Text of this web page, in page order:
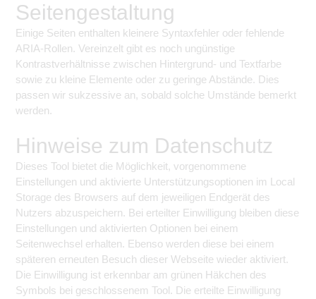
Seitengestaltung
Einige Seiten enthalten kleinere Syntaxfehler oder fehlende
ARIA-Rollen. Vereinzelt gibt es noch ungünstige
Kontrastverhältnisse zwischen Hintergrund- und Textfarbe
sowie zu kleine Elemente oder zu geringe Abstände. Dies
passen wir sukzessive an, sobald solche Umstände bemerkt
werden.
Hinweise zum Datenschutz
Dieses Tool bietet die Möglichkeit, vorgenommene
Einstellungen und aktivierte Unterstützungsoptionen im Local
Storage des Browsers auf dem jeweiligen Endgerät des
Nutzers abzuspeichern. Bei erteilter Einwilligung bleiben diese
Einstellungen und aktivierten Optionen bei einem
Seitenwechsel erhalten. Ebenso werden diese bei einem
späteren erneuten Besuch dieser Webseite wieder aktiviert.
Die Einwilligung ist erkennbar am grünen Häkchen des
Symbols bei geschlossenem Tool. Die erteilte Einwilligung